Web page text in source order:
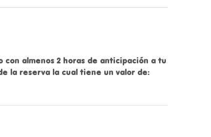
almenos 2 horas de anticipación a tu
la reserva la cual tiene un valor de: